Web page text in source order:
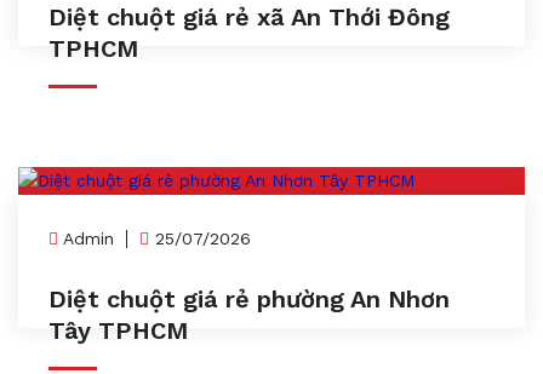
Diệt chuột giá rẻ xã An Thới Đông
TPHCM
Admin 25/07/2026
Diệt chuột giá rẻ phường An Nhơn
Tây TPHCM